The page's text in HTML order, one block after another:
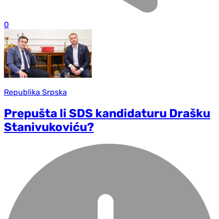
0
Republika Srpska
Prepušta li SDS kandidaturu Drašku
Stanivukoviću?